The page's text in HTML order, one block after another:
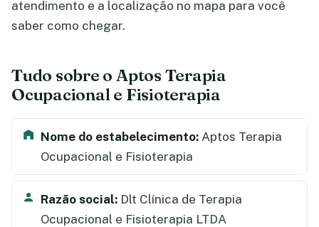
atendimento e a localização no mapa para você
saber como chegar.
Tudo sobre o Aptos Terapia
Ocupacional e Fisioterapia
Nome do estabelecimento: Aptos Terapia
Ocupacional e Fisioterapia
Razão social: Dlt Clínica de Terapia
Ocupacional e Fisioterapia LTDA